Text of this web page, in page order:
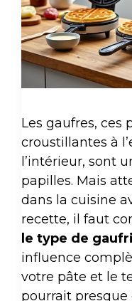
Les gaufres, ces
croustillantes à
l’intérieur, sont
papilles. Mais
dans la cuisine
recette, il faut
le type de
influence
votre pâte et le
pourrait presque